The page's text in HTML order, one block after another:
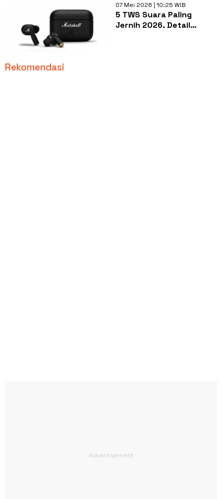
07 Mei 2026 | 10:25 WIB
5 TWS Suara Paling
Jernih 2026, Detail
Rekomendasi